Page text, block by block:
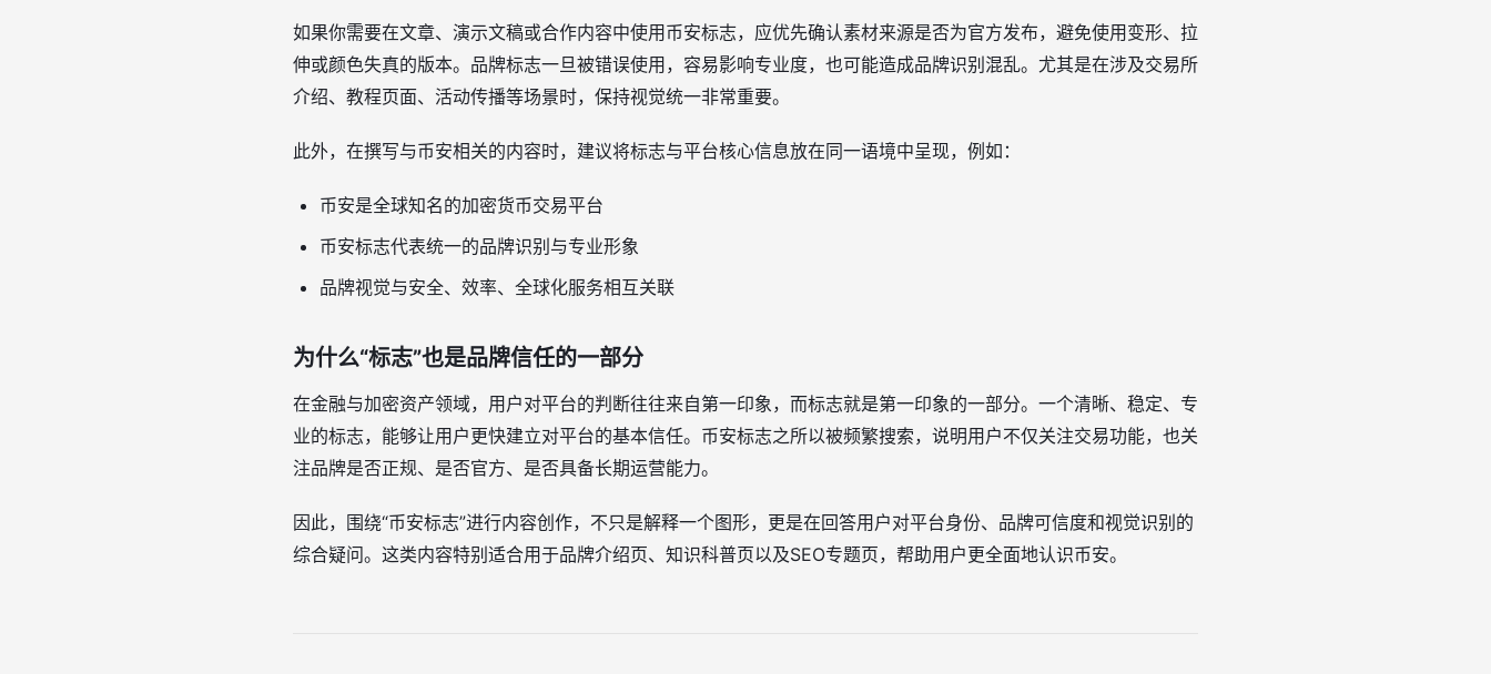
如果你需要在文章、演示文稿或合作内容中使用币安标志，应优先确认素材来源是否为官方发布，避免使用变形、拉
伸或颜色失真的版本。品牌标志一旦被错误使用，容易影响专业度，也可能造成品牌识别混乱。尤其是在涉及交易所
介绍、教程页面、活动传播等场景时，保持视觉统一非常重要。
此外，在撰写与币安相关的内容时，建议将标志与平台核心信息放在同一语境中呈现，例如：
币安是全球知名的加密货币交易平台
币安标志代表统一的品牌识别与专业形象
品牌视觉与安全、效率、全球化服务相互关联
为什么“标志”也是品牌信任的一部分
在金融与加密资产领域，用户对平台的判断往往来自第一印象，而标志就是第一印象的一部分。一个清晰、稳定、专
业的标志，能够让用户更快建立对平台的基本信任。币安标志之所以被频繁搜索，说明用户不仅关注交易功能，也关
注品牌是否正规、是否官方、是否具备长期运营能力。
因此，围绕“币安标志”进行内容创作，不只是解释一个图形，更是在回答用户对平台身份、品牌可信度和视觉识别的
综合疑问。这类内容特别适合用于品牌介绍页、知识科普页以及SEO专题页，帮助用户更全面地认识币安。